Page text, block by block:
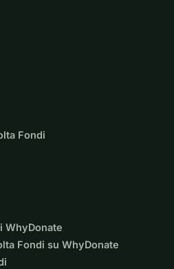
Fondi
WhyDonate
Fondi su WhyDonate